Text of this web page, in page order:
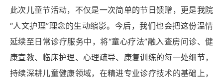
此次儿童节活动，不仅是一次简单的节日馈赠，更是我院
“人文护理”理念的生动缩影。今后，我们也会把这份温情
延续至日常诊疗服务中，将“童心疗法”融入查房问诊、健
康宣教、临床护理、心理疏导、康复训练的每一处细节，
持续深耕儿童健康领域，在精进专业诊疗技术的基础上，